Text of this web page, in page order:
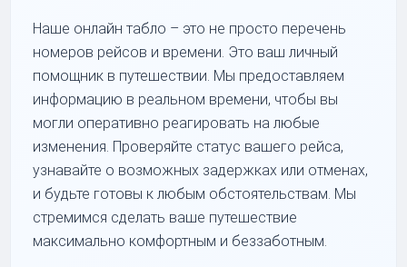
Наше онлайн табло – это не просто перечень
номеров рейсов и времени. Это ваш личный
помощник в путешествии. Мы предоставляем
информацию в реальном времени, чтобы вы
могли оперативно реагировать на любые
изменения. Проверяйте статус вашего рейса,
узнавайте о возможных задержках или отменах,
и будьте готовы к любым обстоятельствам. Мы
стремимся сделать ваше путешествие
максимально комфортным и беззаботным.